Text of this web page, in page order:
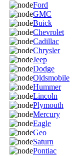
Ford
GMC
Buick
Chevrolet
Cadillac
Chrysler
Jeep
Dodge
Oldsmobile
Hummer
Lincoln
Plymouth
Mercury
Eagle
Geo
Saturn
Pontiac